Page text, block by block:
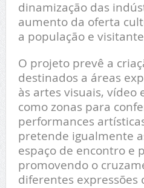
dinamização das
aumento da oferta
a população e
O projeto prevê a
destinados a áreas
às artes visuais, vídeo
como zonas para
performances
pretende igualmente
espaço de encontro e
promovendo o
diferentes expressões